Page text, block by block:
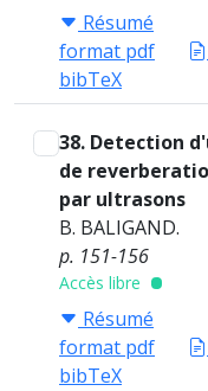
Résumé
format pdf
bibTeX
38. Detection
de
par ultrasons
B. BALIGAND.
p. 151-156
Accès libre
Résumé
format pdf
bibTeX